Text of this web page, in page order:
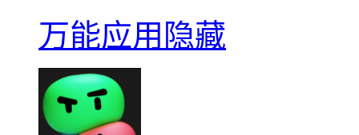
万能应用隐藏